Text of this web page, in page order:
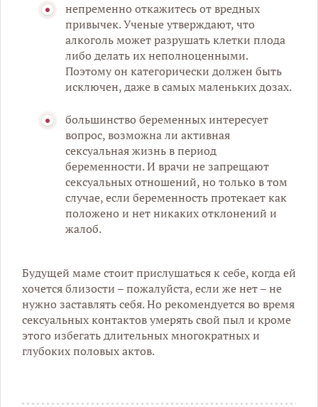
непременно откажитесь от вредных
привычек. Ученые утверждают, что
алкоголь может разрушать клетки плода
либо делать их неполноценными.
Поэтому он категорически должен быть
исключен, даже в самых маленьких дозах.
большинство беременных интересует
вопрос, возможна ли активная
сексуальная жизнь в период
беременности. И врачи не запрещают
сексуальных отношений, но только в том
случае, если беременность протекает как
положено и нет никаких отклонений и
жалоб.
Будущей маме стоит прислушаться к себе, когда ей
хочется близости – пожалуйста, если же нет – не
нужно заставлять себя. Но рекомендуется во время
сексуальных контактов умерять свой пыл и кроме
этого избегать длительных многократных и
глубоких половых актов.